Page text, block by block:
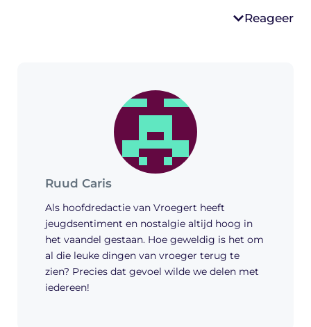
Reageer
Ruud Caris
Als hoofdredactie van Vroegert heeft
jeugdsentiment en nostalgie altijd hoog in
het vaandel gestaan. Hoe geweldig is het om
al die leuke dingen van vroeger terug te
zien? Precies dat gevoel wilde we delen met
iedereen!